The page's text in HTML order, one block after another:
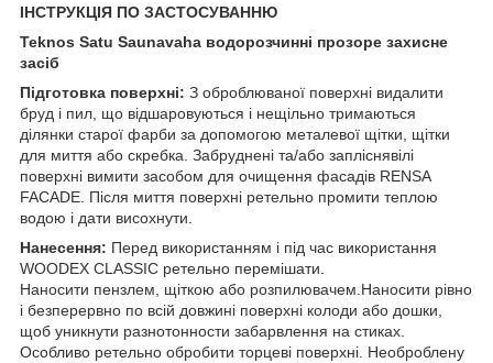
ІНСТРУКЦІЯ ПО ЗАСТОСУВАННЮ
Teknos Satu Saunavaha водорозчинні прозоре захисне
засіб
Підготовка поверхні: З оброблюваної поверхні видалити
бруд і пил, що відшаровуються і нещільно тримаються
ділянки старої фарби за допомогою металевої щітки, щітки
для миття або скребка. Забруднені та/або запліснявілі
поверхні вимити засобом для очищення фасадів RENSA
FACADE. Після миття поверхні ретельно промити теплою
водою і дати висохнути.
Нанесення: Перед використанням і під час використання
WOODEX CLASSIC ретельно перемішати.
Наносити пензлем, щіткою або розпилювачем.Наносити рівно
і безперервно по всій довжині поверхні колоди або дошки,
щоб уникнути разнотонности забарвлення на стиках.
Особливо ретельно обробити торцеві поверхні. Необроблену